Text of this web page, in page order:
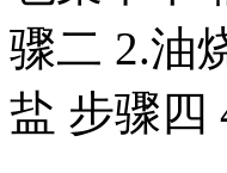
骤二 2.油
盐 步骤四